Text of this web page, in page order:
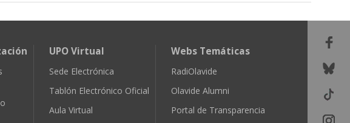
UPO Virtual
Sede Electrónica
Tablón Electrónico Oficial
Aula Virtual
Webs Temáticas
RadiOlavide
Olavide Alumni
Portal de Transparencia